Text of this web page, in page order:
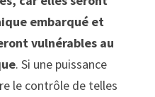
embarqué et
vulnérables au
. Si une puissance
le contrôle de telles